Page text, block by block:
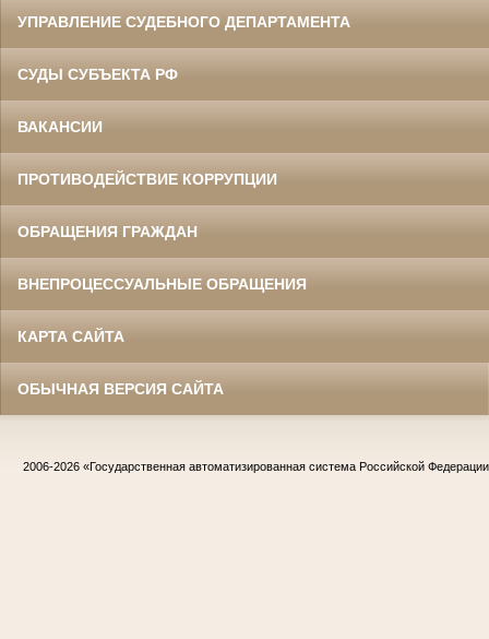
УПРАВЛЕНИЕ СУДЕБНОГО ДЕПАРТАМЕНТА
СУДЫ СУБЪЕКТА РФ
ВАКАНСИИ
ПРОТИВОДЕЙСТВИЕ КОРРУПЦИИ
ОБРАЩЕНИЯ ГРАЖДАН
ВНЕПРОЦЕССУАЛЬНЫЕ ОБРАЩЕНИЯ
КАРТА САЙТА
ОБЫЧНАЯ ВЕРСИЯ САЙТА
2006-2026 «Государственная автоматизированная система Российской